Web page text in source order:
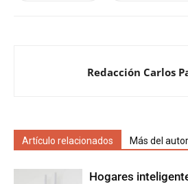
Redacción Carlos
Artículo relacionados Más del autor
Hogares